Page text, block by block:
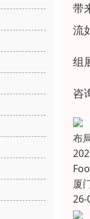
带
流
组
咨
布
厦
26-